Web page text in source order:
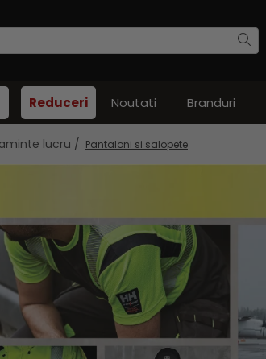
Reduceri Noutati Branduri
lucru / Pantaloni si salopete